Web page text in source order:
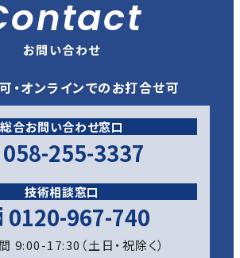
お問い合わせ
・オンラインでのお打合せ可
総合お問い合わせ窓口
058-255-3337
技術相談窓口
0120-967-740
9:00-17:30（土日・祝除く）